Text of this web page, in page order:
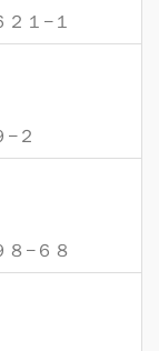
１−１
２
−６８